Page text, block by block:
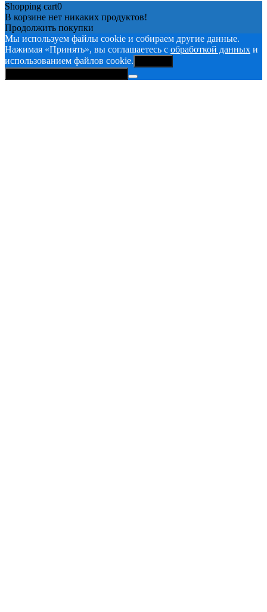
Shopping cart0
В корзине нет никаких продуктов!
Продолжить покупки
Мы используем файлы cookie и собираем другие данные.
Нажимая «Принять», вы соглашаетесь с обработкой данных и
использованием файлов cookie.